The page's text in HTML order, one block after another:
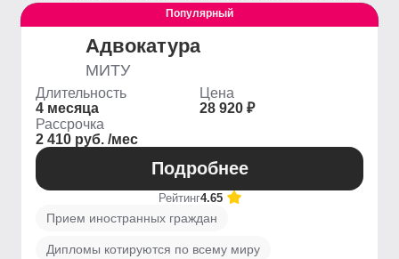
Выгодный
Популярный
Адвокатура
МИТУ
Длительность
4 месяца
Цена
28 920 ₽
Рассрочка
2 410 руб. /мес
Подробнее
Рейтинг4.65
Прием иностранных граждан
Дипломы котируются по всему миру